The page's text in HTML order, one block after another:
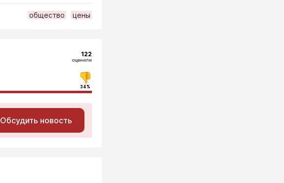
общество цены
122
оценили
34%
Обсудить новость